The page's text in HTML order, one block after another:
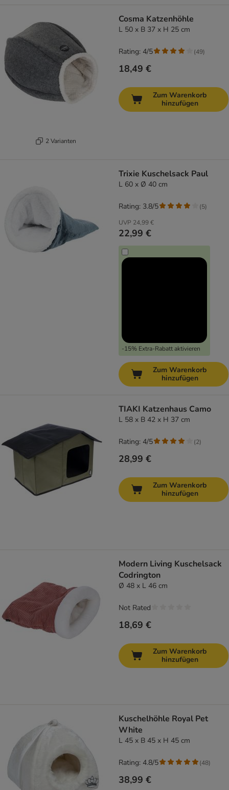
2 Varianten
Cosma Katzenhöhle
L 50 x B 37 x H 25 cm
18,49 €
Rating: 4/5 (49)
Zum Warenkorb
hinzufügen
Trixie Kuschelsack Paul
L 60 x Ø 40 cm
UVP 24,99 €
22,99 €
-15% Extra-Rabatt aktivieren
Rating: 3.8/5 (5)
Zum Warenkorb
hinzufügen
TIAKI Katzenhaus Camo
L 58 x B 42 x H 37 cm
28,99 €
Rating: 4/5 (2)
Zum Warenkorb
hinzufügen
Modern Living Kuschelsack
Codrington
Ø 48 x L 46 cm
18,69 €
Not Rated
Zum Warenkorb
hinzufügen
Kuschelhöhle Royal Pet
White
L 45 x B 45 x H 45 cm
38,99 €
Rating: 4.8/5 (48)